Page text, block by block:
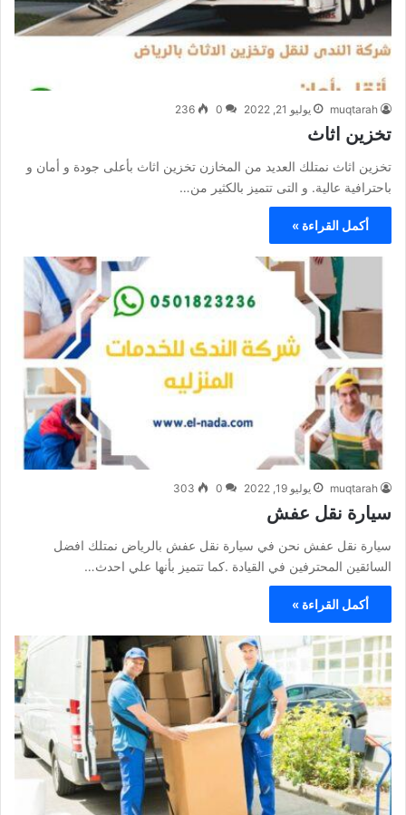
muqtarah يوليو 21, 2022 0
236
تخزين اثاث
تخزين اثاث نمتلك العديد من المخازن تخزين اثاث بأعلى جودة و أمان و
باحترافية عالية. و التى تتميز بالكثير من…
أكمل القراءة »
muqtarah يوليو 19, 2022 0
303
سيارة نقل عفش
سيارة نقل عفش نحن في سيارة نقل عفش بالرياض نمتلك افضل
السائقين المحترفين في القيادة .كما تتميز بأنها علي احدث…
أكمل القراءة »